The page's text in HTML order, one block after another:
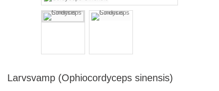
Larvsvamp (Ophiocordyceps sinensis)